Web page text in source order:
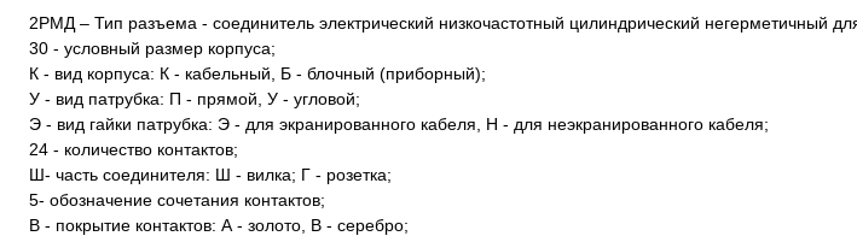
2РМД – Тип разъема - соединитель электрический низкочастотный цилиндрический негерметичный
30 - условный размер корпуса;
К - вид корпуса: К - кабельный, Б - блочный (приборный);
У - вид патрубка: П - прямой, У - угловой;
Э - вид гайки патрубка: Э - для экранированного кабеля, Н - для неэкранированного кабеля;
24 - количество контактов;
Ш- часть соединителя: Ш - вилка; Г - розетка;
5- обозначение сочетания контактов;
В - покрытие контактов: А - золото, В - серебро;